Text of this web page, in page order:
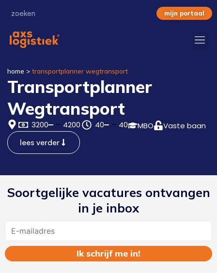
mijn portaal
home > transportplanner wegtransport
Transportplanner
Wegtransport
3200 4200 40 40 MBO Vaste baan
lees verder
Soortgelijke vacatures ontvangen
in je inbox